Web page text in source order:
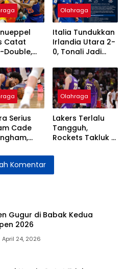
Catat
Double,
Olahraga
Italia Tundukkan
Irlandia Utara 2-
0, Tonali Jadi
Lapangan
Serius
Cade
Playoff
Olahraga
Lakers Terlalu
Tangguh,
Rockets Takluk di
dan LeBron
Komentar
Gugur di Babak Kedua
2026
April 24, 2026